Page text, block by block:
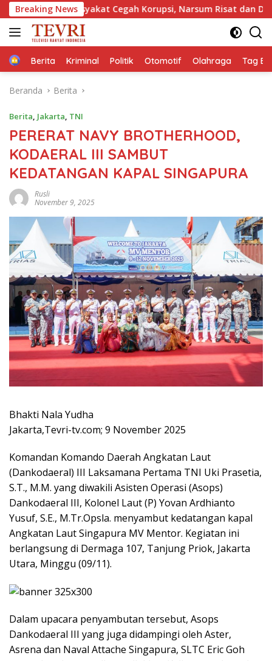
Langsung
ke
konten
Breaking News
Masyakat Cegah Korupsi, Narsum Risat dan Denny Susanto.SH
HomeBerita Kriminal Politik Otomotif Olahraga Tag
Beranda Berita
Berita, Jakarta, TNI
PERERAT NAVY BROTHERHOOD,
KODAERAL III SAMBUT
KEDATANGAN KAPAL SINGAPURA
Rusli
November 9, 2025
Bhakti Nala Yudha
Jakarta,Tevri-tv.com; 9 November 2025
Komandan Komando Daerah Angkatan Laut
(Dankodaeral) III Laksamana Pertama TNI Uki Prasetia,
S.T., M.M. yang diwakili Asisten Operasi (Asops)
Dankodaeral III, Kolonel Laut (P) Yovan Ardhianto
Yusuf, S.E., M.Tr.Opsla. menyambut kedatangan kapal
Angkatan Laut Singapura MV Mentor. Kegiatan ini
berlangsung di Dermaga 107, Tanjung Priok, Jakarta
Utara, Minggu (09/11).
Dalam upacara penyambutan tersebut, Asops
Dankodaeral III yang juga didampingi oleh Aster,
Asrena dan Naval Attache Singapura, SLTC Eric Goh